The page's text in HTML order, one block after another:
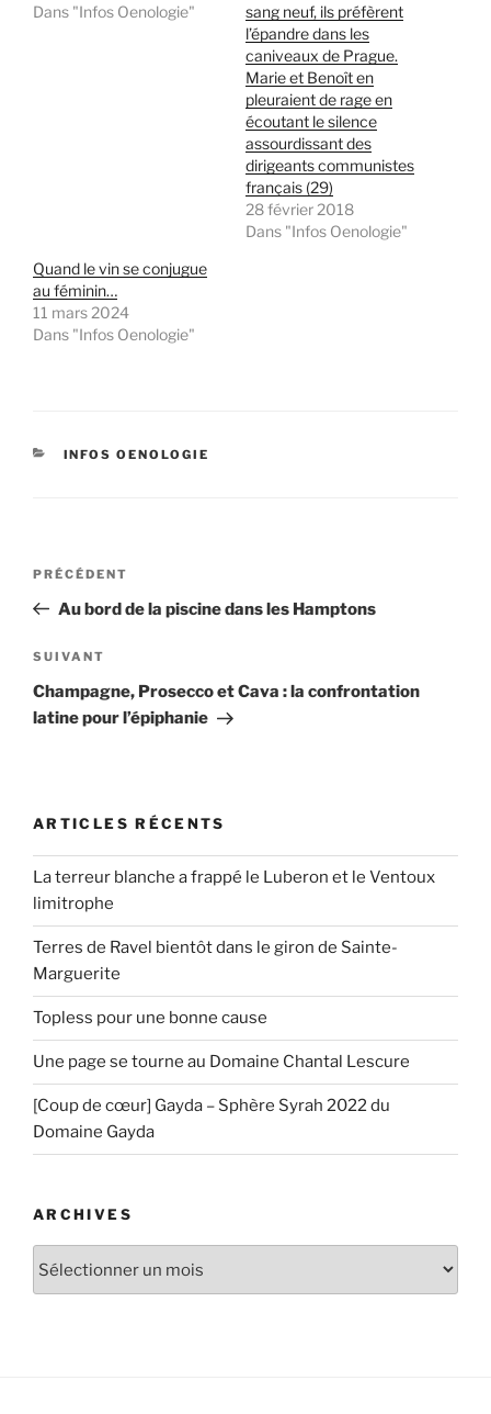
Dans "Infos Oenologie"
sang neuf, ils préfèrent
l’épandre dans les
caniveaux de Prague.
Marie et Benoît en
pleuraient de rage en
écoutant le silence
assourdissant des
dirigeants communistes
français (29)
28 février 2018
Dans "Infos Oenologie"
Quand le vin se conjugue
au féminin…
11 mars 2024
Dans "Infos Oenologie"
CATÉGORIES
INFOS OENOLOGIE
Navigation
l’article
Article
précédent
PRÉCÉDENT
Au bord de la piscine dans les Hamptons
Article
suivant
SUIVANT
Champagne, Prosecco et Cava : la confrontation
latine pour l’épiphanie
ARTICLES RÉCENTS
La terreur blanche a frappé le Luberon et le Ventoux
limitrophe
Terres de Ravel bientôt dans le giron de Sainte-
Marguerite
Topless pour une bonne cause
Une page se tourne au Domaine Chantal Lescure
[Coup de cœur] Gayda – Sphère Syrah 2022 du
Domaine Gayda
ARCHIVES